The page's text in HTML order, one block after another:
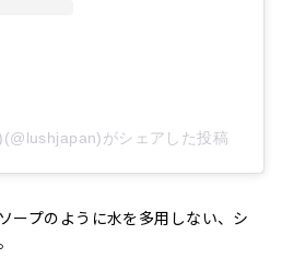
がシェアした投稿
ープのように水を多用しない、シ